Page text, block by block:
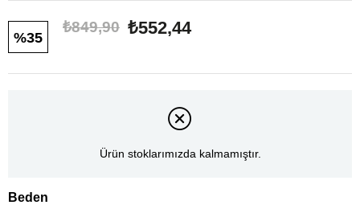
35
₺849,90 ₺552,44
Ürün stoklarımızda kalmamıştır.
Beden